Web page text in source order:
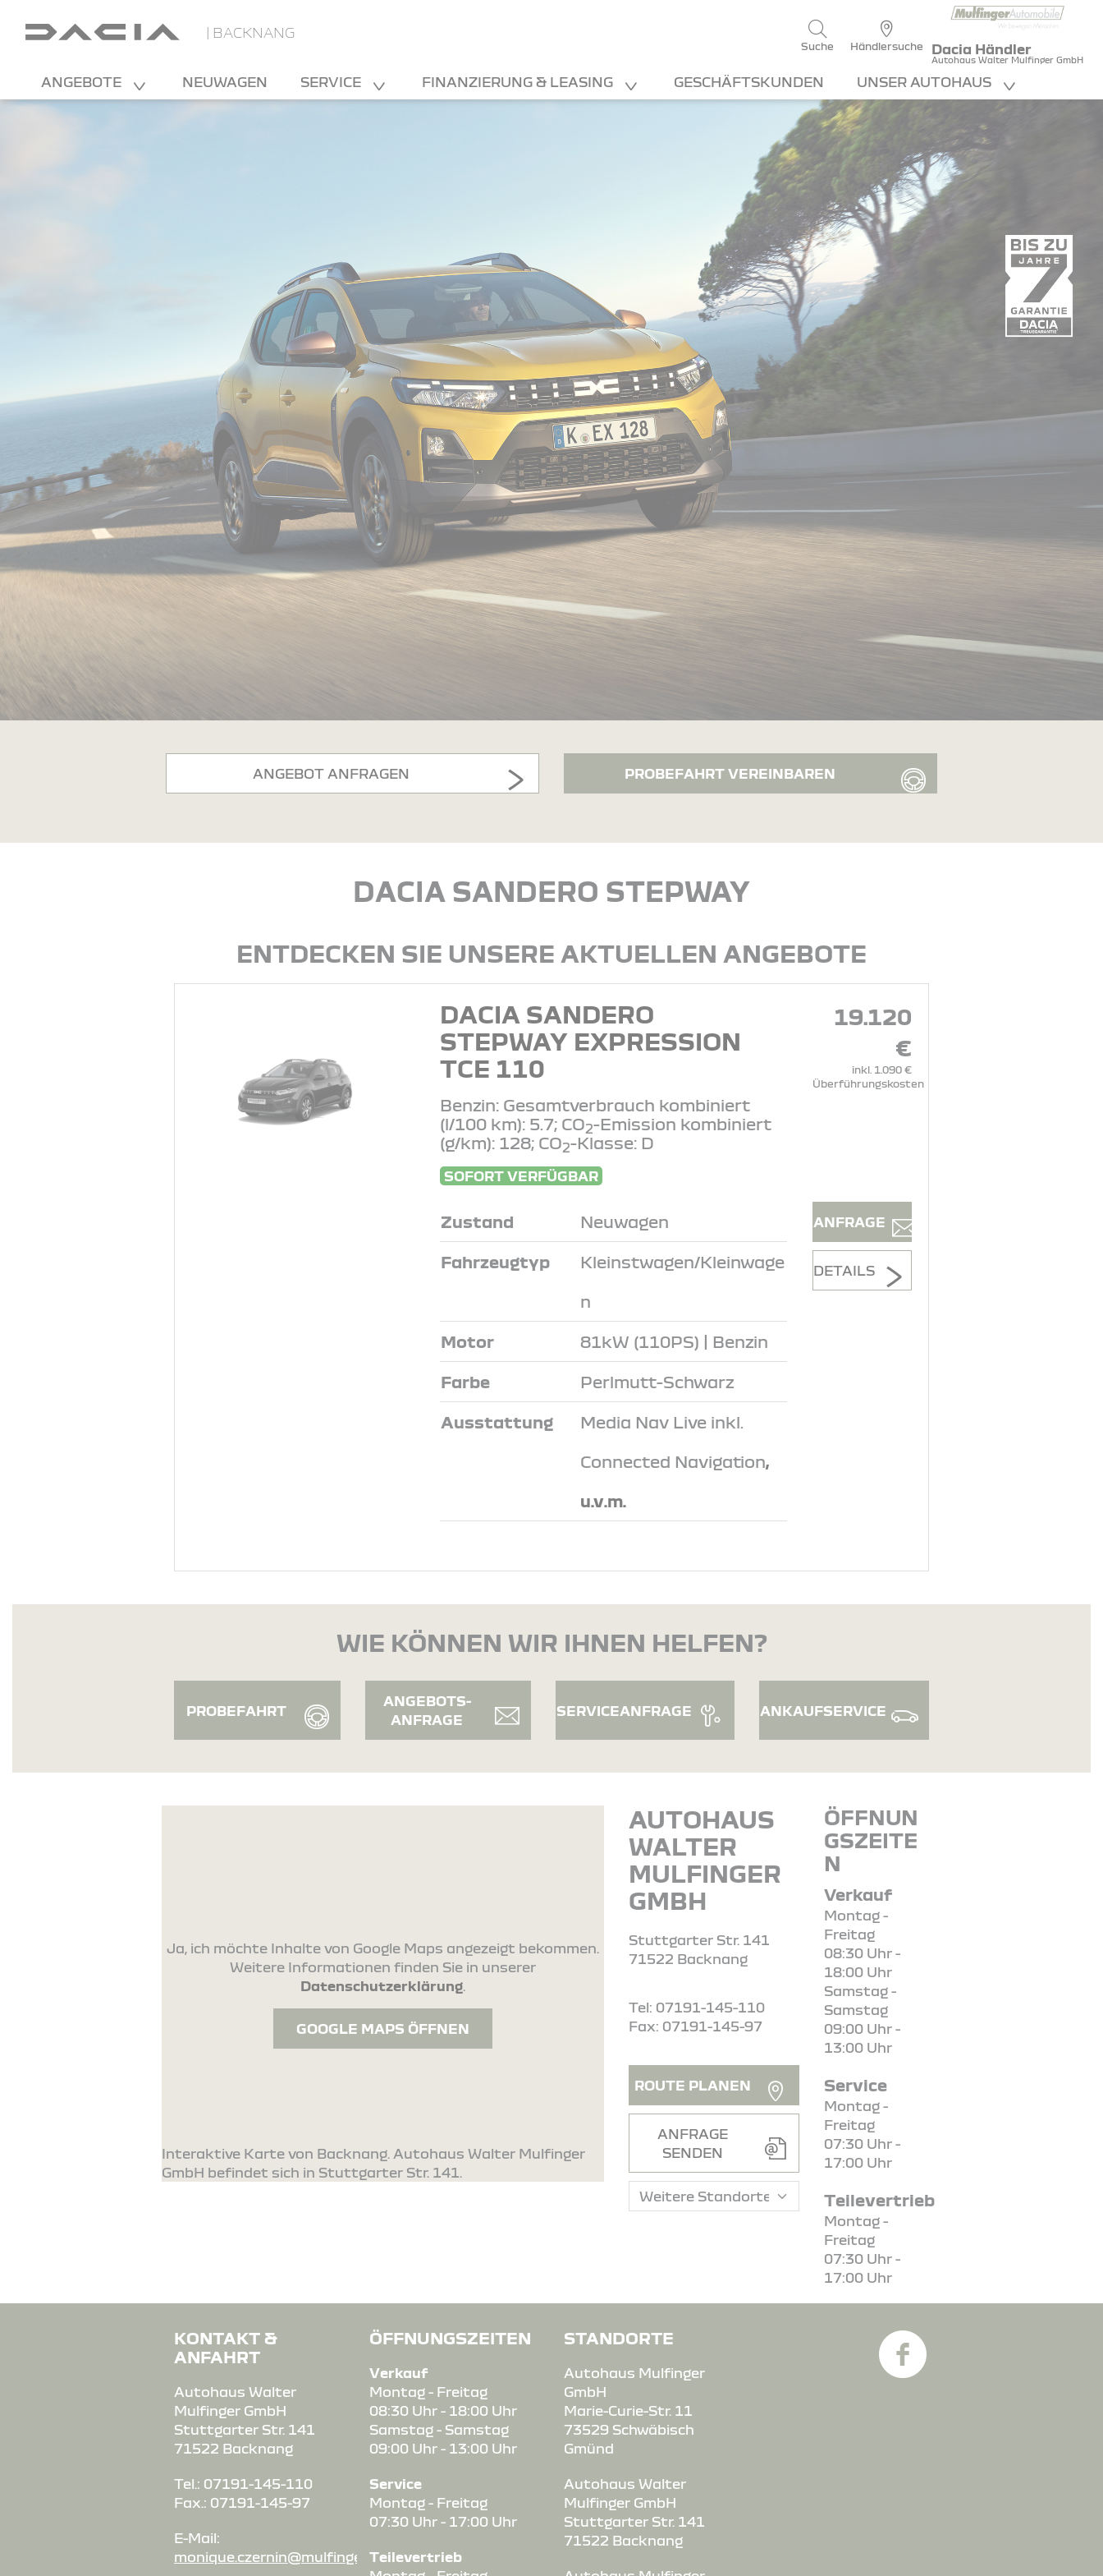
| BACKNANG
Suche Händlersuche Dacia Händler
Autohaus Walter Mulfinger GmbH
ANGEBOTE NEUWAGEN SERVICE FINANZIERUNG & LEASING GESCHÄFTSKUNDEN UNSER AUTOHAUS
ANGEBOT ANFRAGEN PROBEFAHRT VEREINBAREN
DACIA SANDERO STEPWAY
ENTDECKEN SIE UNSERE AKTUELLEN ANGEBOTE
DACIA SANDERO
STEPWAY EXPRESSION
TCE 110
Benzin: Gesamtverbrauch kombiniert
(l/100 km): 5.7; CO2-Emission kombiniert
(g/km): 128; CO2-Klasse: D
SOFORT VERFÜGBAR
19.120
€
inkl. 1.090 €
Überführungskosten
Zustand Neuwagen
Fahrzeugtyp Kleinstwagen/Kleinwage
n
Motor 81kW (110PS) | Benzin
Farbe Perlmutt-Schwarz
Ausstattung Media Nav Live inkl.
Connected Navigation,
u.v.m.
ANFRAGE
DETAILS
WIE KÖNNEN WIR IHNEN HELFEN?
PROBEFAHRT
ANGEBOTS-
ANFRAGE
SERVICEANFRAGE ANKAUFSERVICE
Ja, ich möchte Inhalte von Google Maps angezeigt bekommen.
Weitere Informationen finden Sie in unserer
Datenschutzerklärung.
GOOGLE MAPS ÖFFNEN
Interaktive Karte von Backnang. Autohaus Walter Mulfinger
GmbH befindet sich in Stuttgarter Str. 141.
AUTOHAUS
WALTER
MULFINGER
GMBH
Stuttgarter Str. 141
71522 Backnang
Tel: 07191-145-110
Fax: 07191-145-97
ROUTE PLANEN
ANFRAGE
SENDEN
ÖFFNUN
GSZEITE
N
Verkauf
Montag -
Freitag
08:30 Uhr -
18:00 Uhr
Samstag -
Samstag
09:00 Uhr -
13:00 Uhr
Service
Montag -
Freitag
07:30 Uhr -
17:00 Uhr
Teilevertrieb
Montag -
Freitag
07:30 Uhr -
17:00 Uhr
KONTAKT &
ANFAHRT
Autohaus Walter
Mulfinger GmbH
Stuttgarter Str. 141
71522 Backnang
Tel.: 07191-145-110
Fax.: 07191-145-97
E-Mail:
monique.czernin@mulfinger.de
ÖFFNUNGSZEITEN
Verkauf
Montag - Freitag
08:30 Uhr - 18:00 Uhr
Samstag - Samstag
09:00 Uhr - 13:00 Uhr
Service
Montag - Freitag
07:30 Uhr - 17:00 Uhr
Teilevertrieb
STANDORTE
Autohaus Mulfinger
GmbH
Marie-Curie-Str. 11
73529 Schwäbisch
Gmünd
Autohaus Walter
Mulfinger GmbH
Stuttgarter Str. 141
71522 Backnang